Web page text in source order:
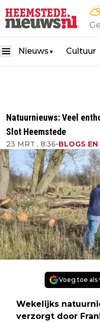
Nieuws ▼ Cultuur
Natuurnieuws: Veel
Slot Heemstede
23 MRT , 8:36•BLOGS
Voeg toe als
Wekelijks
verzorgt door